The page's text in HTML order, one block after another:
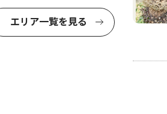
エリア一覧を見る